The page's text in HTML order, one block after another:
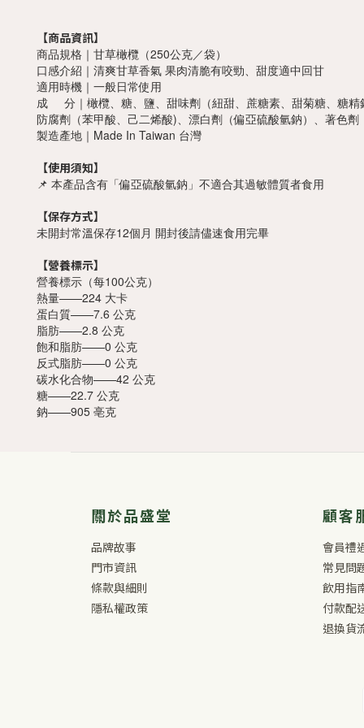
【商品資訊】
商品規格｜甘草橄欖（250公克／袋）
口感介紹｜清爽甘草香氣 果肉清脆有咬勁、甜度適中回甘
適用時機｜一般日常使用
成 分｜橄欖、糖、鹽、甜味劑（紐甜、蔗糖素、甜菊糖、糖精
防腐劑（苯甲酸、己二烯酸)、漂白劑（偏亞硫酸氫鈉）、著色
製造產地｜Made In Taiwan 台灣
【使用須知】
📌 本產品含有「偏亞硫酸氫鈉」不適合其過敏體質者食用
【保存方式】
未開封常溫保存12個月 開封後請儘速食用完畢
【營養標示】
營養標示（每100公克）
熱量——224 大卡
蛋白質——7.6 公克
脂肪——2.8 公克
飽和脂肪——0 公克
反式脂肪——0 公克
碳水化合物——42 公克
糖——22.7 公克
鈉——905 亳克
關於品盛堂
品牌故事
門市資訊
條款與細則
隱私權政策
顧客
會員禮
常見問
飲用指
付款配
退換貨